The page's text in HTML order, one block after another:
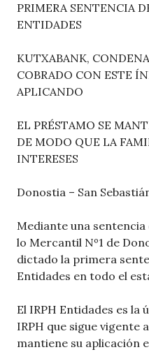
PRIMERA SENTENCIA
ENTIDADES
KUTXABANK,
COBRADO CON ESTE
APLICANDO
EL PRÉSTAMO SE
DE MODO QUE LA
INTERESES
Donostia – San
Mediante una sentencia
lo Mercantil Nº1 de
dictado la primera
Entidades en todo el
El IRPH Entidades es la
IRPH que sigue vigente
mantiene su aplicación